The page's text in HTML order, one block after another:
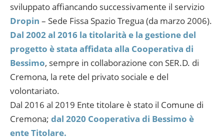
sviluppato affiancando successivamente il servizio
Dropin – Sede Fissa Spazio Tregua (da marzo 2006).
Dal 2002 al 2016 la titolarità e la gestione del
progetto è stata affidata alla Cooperativa di
Bessimo, sempre in collaborazione con SER.D. di
Cremona, la rete del privato sociale e del
volontariato.
Dal 2016 al 2019 Ente titolare è stato il Comune di
Cremona; dal 2020 Cooperativa di Bessimo è
ente Titolare.